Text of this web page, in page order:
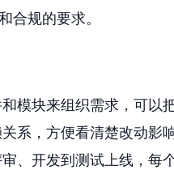
合规的要求。
和模块来组织需求，可以
系，方便看清楚改动影响
、开发到测试上线，每